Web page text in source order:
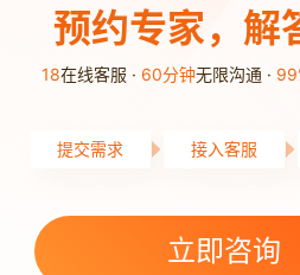
预约专家，解
18在线客服 60分钟无限沟通
提交需求 接入客服
立即咨询
天心区用户1分57秒前提
天心区用户3分24秒前提